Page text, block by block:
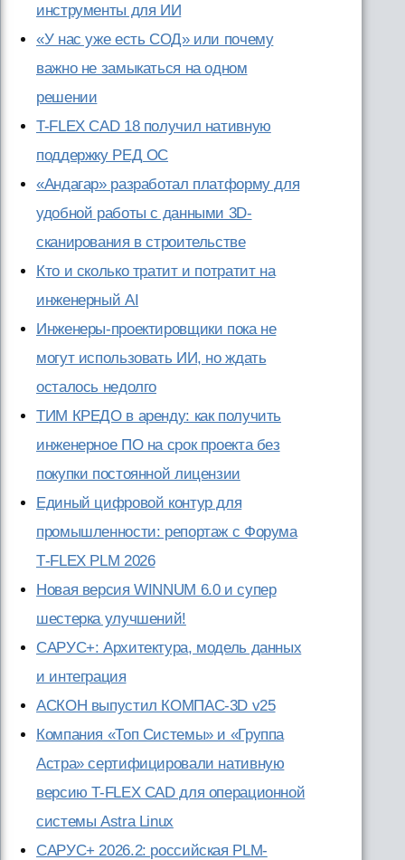
инструменты для ИИ
«У нас уже есть СОД» или почему
важно не замыкаться на одном
решении
T-FLEX CAD 18 получил нативную
поддержку РЕД ОС
«Андагар» разработал платформу для
удобной работы с данными 3D-
сканирования в строительстве
Кто и сколько тратит и потратит на
инженерный AI
Инженеры-проектировщики пока не
могут использовать ИИ, но ждать
осталось недолго
ТИМ КРЕДО в аренду: как получить
инженерное ПО на срок проекта без
покупки постоянной лицензии
Единый цифровой контур для
промышленности: репортаж с Форума
T‑FLEX PLM 2026
Новая версия WINNUM 6.0 и супер
шестерка улучшений!
САРУС+: Архитектура, модель данных
и интеграция
АСКОН выпустил КОМПАС-3D v25
Компания «Топ Системы» и «Группа
Астра» сертифицировали нативную
версию T-FLEX CAD для операционной
системы Astra Linux
САРУС+ 2026.2: российская PLM-